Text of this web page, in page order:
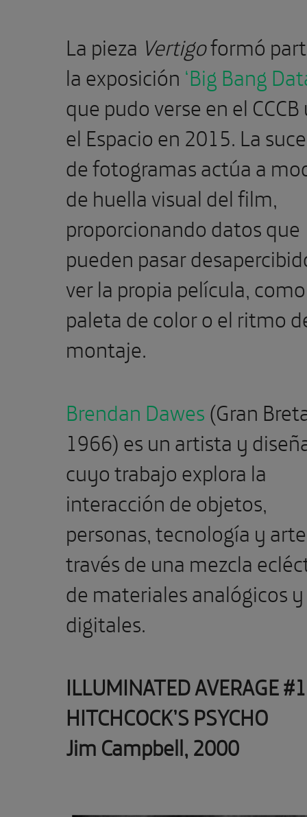
La pieza Vertigoformó
la exposición ‘Big Bang
que pudo verse en el
el Espacio en 2015. La
de fotogramas actúa a
de huella visual del film,
proporcionando datos que
pueden pasar
ver la propia película,
paleta de color o el ritmo
montaje.
Brendan Dawes(Gran
1966) es un artista y
cuyo trabajo explora la
interacción de objetos,
personas, tecnología y
través de una mezcla
de materiales analógicos y
digitales.
ILLUMINATED AVERAGE
HITCHCOCK’S PSYCHO
Jim Campbell, 2000